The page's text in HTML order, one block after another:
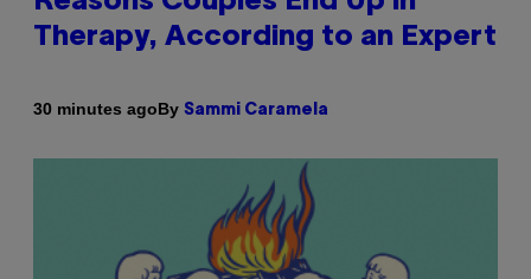
Therapy, According to an Expert
30 minutes agoBy Sammi Caramela